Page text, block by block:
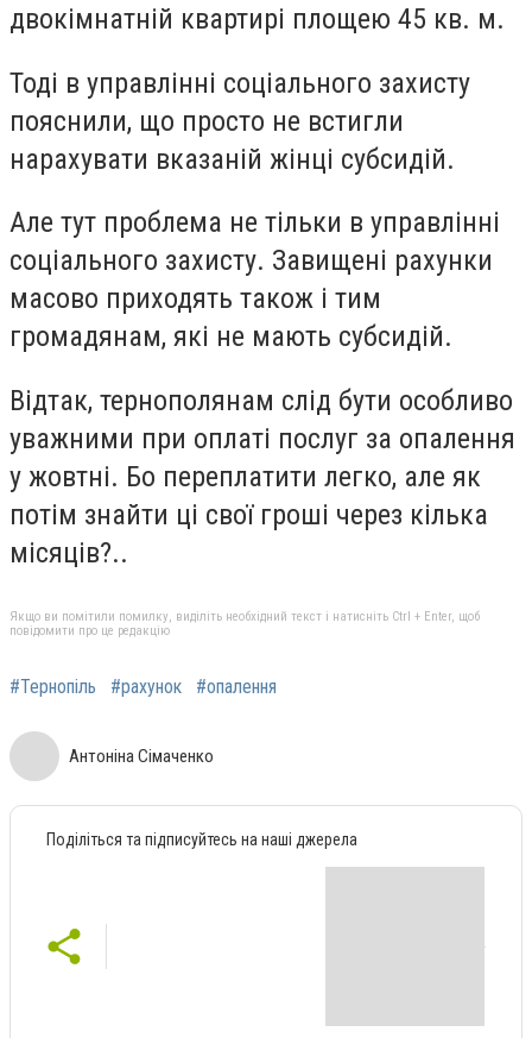
двокімнатній квартирі площею 45 кв. м.
Тоді в управлінні соціального захисту
пояснили, що просто не встигли
нарахувати вказаній жінці субсидій.
Але тут проблема не тільки в управлінні
соціального захисту. Завищені рахунки
масово приходять також і тим
громадянам, які не мають субсидій.
Відтак, тернополянам слід бути особливо
уважними при оплаті послуг за опалення
у жовтні. Бо переплатити легко, але як
потім знайти ці свої гроші через кілька
місяців?..
Якщо ви помітили помилку, виділіть необхідний текст і натисніть Ctrl + Enter, щоб
повідомити про це редакцію
#Тернопіль #рахунок #опалення
Антоніна Сімаченко
Поділіться та підписуйтесь на наші джерела